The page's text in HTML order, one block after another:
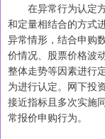
在异常行为认定方
和定量相结合的方式
异常情形，结合申购
价情况、股票价格波
整体走势等因素进行
为进行认定。网下投
接近指标且多次实施
常报价申购行为。